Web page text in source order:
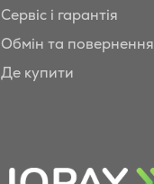
Сервіс і гарантія
Обмін та повернення
Де купити